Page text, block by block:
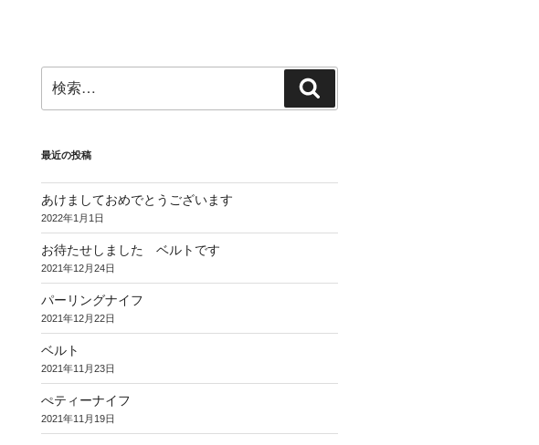
索:
索
最近の投稿
あけましておめでとうございます
2022年1月1日
お待たせしました ベルトです
2021年12月24日
パーリングナイフ
2021年12月22日
ベルト
2021年11月23日
ぺティーナイフ
2021年11月19日